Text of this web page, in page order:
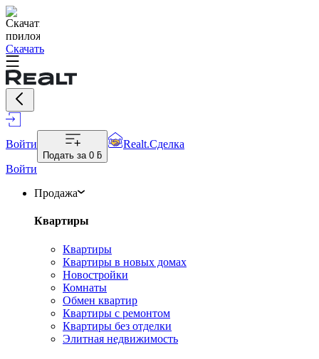
Скачать
Войти
Подать за 0 ƃ
Realt.Сделка
Войти
Продажа
Квартиры
Квартиры
Квартиры в новых домах
Новостройки
Комнаты
Обмен квартир
Квартиры с ремонтом
Квартиры без отделки
Элитная недвижимость